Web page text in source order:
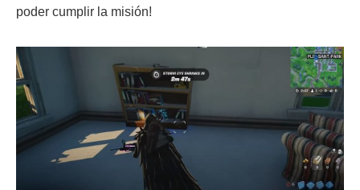
poder cumplir la misión!